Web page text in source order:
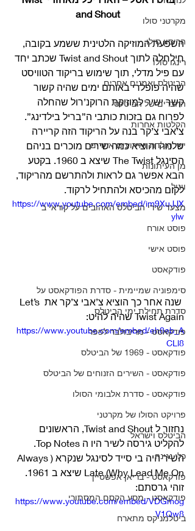
מקרטני סולו
הריסון סולו
רינגו סולו
הביטלס ואמנים אחרים
החברים של הביטלס
הקלטות אחרות
ימי הולדת ואירועים אחרים
מן העיתונות
ויניל
מצעד שירי הביטלס האהובים על קוראי ב
פוסט אורח
פוסט אישי
פודקאסט
סימפוניה שמיימית - סדרת הפודקאסט על
סדרת תחילת ימי הביטלס
פודקאסט - מריבולבר לפפר
פודקאסט - 1969 של הביטלס
פודקאסט - השירים הזנוחים של הביטלס
פודקאסט - סדרת אלבומי הסולו
פרויקט הסולו של מקרטני
הביטלס וישראל
כלי נגינה
פודקאסט - בריאן אפשטיין
פודקאסט - מסע הקסם המסתורי
ביטלמניקס מתארח
and Shout
השפעת המוזיקה הלטינית ששמע בקובה,
חילחלה לתוך Twist and Shout שכתב יחד
עם פיל מדלי, תוך שימוש בריקוד הטוויסט
שהיה פופלרי באותם ימים שהיה קשור
קשר ישיר למוזיקת הרוקנ’רול שהחלה
לפרוח גם בזכות כותבי ה”בריל בילדינג”.
צ’אבי צ’קר בנה על הריקוד הזה קריירה
שלמה והוציא כמה שירים מוכרים בניהם
הסינגל The Twist שיצא ב 1960. בקטע
הבא אפשר גם לראות ולהתרשם מהריקוד,
לקום מהכיסא ולהתחיל לרקוד.
https://www.youtube.com/embed/im9XuJJX
ylw
שנה אחר כך הוציא צ’אבי צ’קר את Let’s
Twist Again שהיה להיט:
https://www.youtube.com/embed/eh8eb_A
CLl8
נחזור ל Twist and Shout, הראשונים
להקליט גירסה לשיר היו ה Top Notes.
השיר היה בי סייד לסינגל שנקרא (Always
זוהי גרסתם:
https://www.youtube.com/embed/VDGmog
V1Qw8